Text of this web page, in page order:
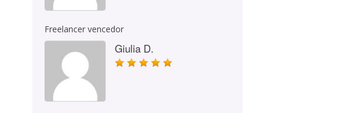
Freelancer vencedor
Giulia D.